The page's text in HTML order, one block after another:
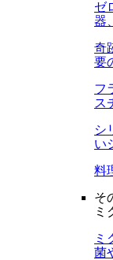
ゼ
器
奇
要
フ
ス
シ
い
料
そ
ミ
ミ
菌